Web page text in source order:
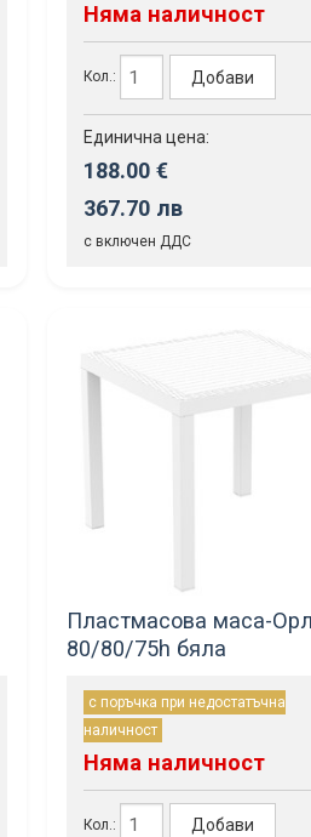
Няма наличност
Кол.: Добави
Единична цена:
188.00 €
367.70 лв
с включен ДДС
Пластмасова маса-
80/80/75h бяла
с поръчка при недостатъчна
наличност
Няма наличност
Кол.: Добави